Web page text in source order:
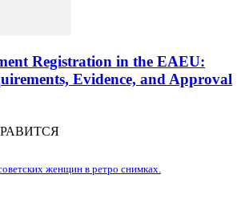
Registration in the EAEU:
Evidence, and Approval
женщин в ретро снимках.